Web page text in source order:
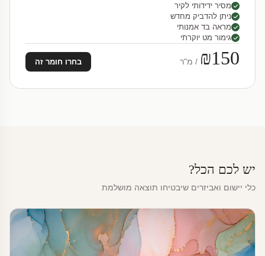
מסיר ידידותי לקיר
ניתן להדביק מחדש
מראה בד אמנותי
גימור מט יוקרתי
₪150 / מ"ר בחרו חומר זה
יש לכם הכל?
כלי יישום ואביזרים שיבטיחו תוצאה מושלמת